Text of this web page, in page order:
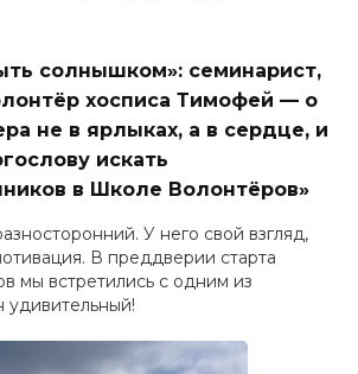
солнышком»: семинарист,
хосписа Тимофей — о
не в ярлыках, а в сердце, и
искать
в Школе Волонтёров»
У него свой взгляд,
В преддверии старта
мы встретились с одним из
удивительный!